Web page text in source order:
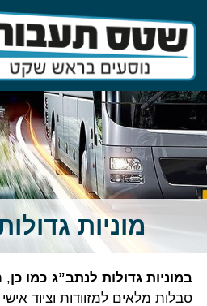
מוניות
במוניות גדולות לנתב”ג כמו כן,
סבלות מלאים למזוודות וציוד